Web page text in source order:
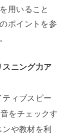
用いること
ポイントを参
スニング力ア
ィブスピー
をチェックす
や教材を利